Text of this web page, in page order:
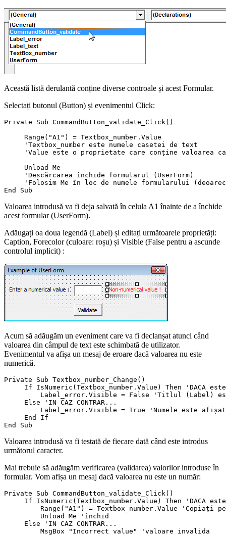
Această listă derulantă conține diverse controale și acest Formular.
Selectați butonul (Button) și evenimentul Click:
Private Sub CommandButton_validate_Click()
     Range("A1") = Textbox_number.Value
     'Textbox_number este numele casetei de text
'Value este o proprietate care conține valoarea
     Unload Me
     'Descărcarea închide formularul (UserForm)
'Folosim Me în loc de numele formularului
Valoarea introdusă va fi deja salvată în celula A1 înainte de a închide
acest formular (UserForm).
Adăugați oa doua legendă (Label) și editați următoarele proprietăți:
Caption, Forecolor (culoare: roșu) și Visible (False pentru a ascunde
controlul implicit) :
Acum să adăugăm un eveniment care va fi declanșat atunci când
valoarea din câmpul de text este schimbată de utilizator.
Evenimentul va afișa un mesaj de eroare dacă valoarea nu este
numerică.
Private Sub Textbox_number_Change()
If IsNumeric(Textbox_number.Value) Then 'DACA
Label_error.Visible = False 'Titlul (Label)
     Else 'IN CAZ CONTRAR...
         Label_error.Visible = True 'Numele este afișat
     End If
Valoarea introdusă va fi testată de fiecare dată când este introdus
următorul caracter.
Mai trebuie să adăugăm verificarea (validarea) valorilor introduse în
formular. Vom afișa un mesaj dacă valoarea nu este un număr:
Private Sub CommandButton_validate_Click()
If IsNumeric(Textbox_number.Value) Then 'DACA
Range("A1") = Textbox_number.Value 'Copiați
         Unload Me 'închid
     Else 'IN CAZ CONTRAR...
         MsgBox "Incorrect value" 'valoare invalida